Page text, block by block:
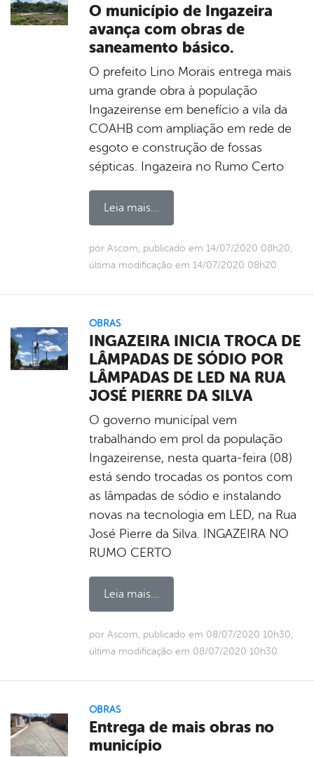
O município de Ingazeira
avança com obras de
saneamento básico.
O prefeito Lino Morais entrega mais
uma grande obra à população
Ingazeirense em benefício a vila da
COAHB com ampliação em rede de
esgoto e construção de fossas
sépticas. Ingazeira no Rumo Certo
Leia mais...
por Ascom, publicado em 14/07/2020 08h20,
última modificação em 14/07/2020 08h20
OBRAS
INGAZEIRA INICIA TROCA DE
LÂMPADAS DE SÓDIO POR
LÂMPADAS DE LED NA RUA
JOSÉ PIERRE DA SILVA
O governo municípal vem
trabalhando em prol da população
Ingazeirense, nesta quarta-feira (08)
está sendo trocadas os pontos com
as lâmpadas de sódio e instalando
novas na tecnologia em LED, na Rua
José Pierre da Silva. INGAZEIRA NO
RUMO CERTO
Leia mais...
por Ascom, publicado em 08/07/2020 10h30,
última modificação em 08/07/2020 10h30
OBRAS
Entrega de mais obras no
município